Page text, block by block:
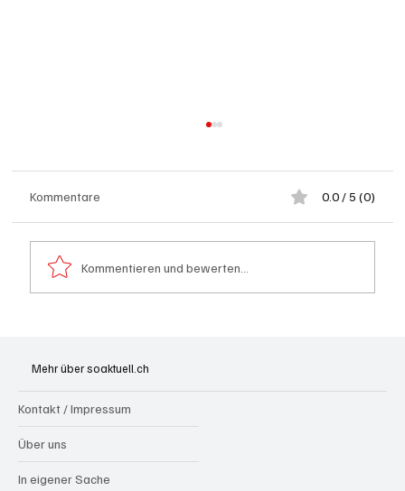
nutzen
Kommentare 0.0 / 5 (0)
Kommentieren und bewerten...
Mehr über soaktuell.ch
Kontakt / Impressum
Über uns
In eigener Sache